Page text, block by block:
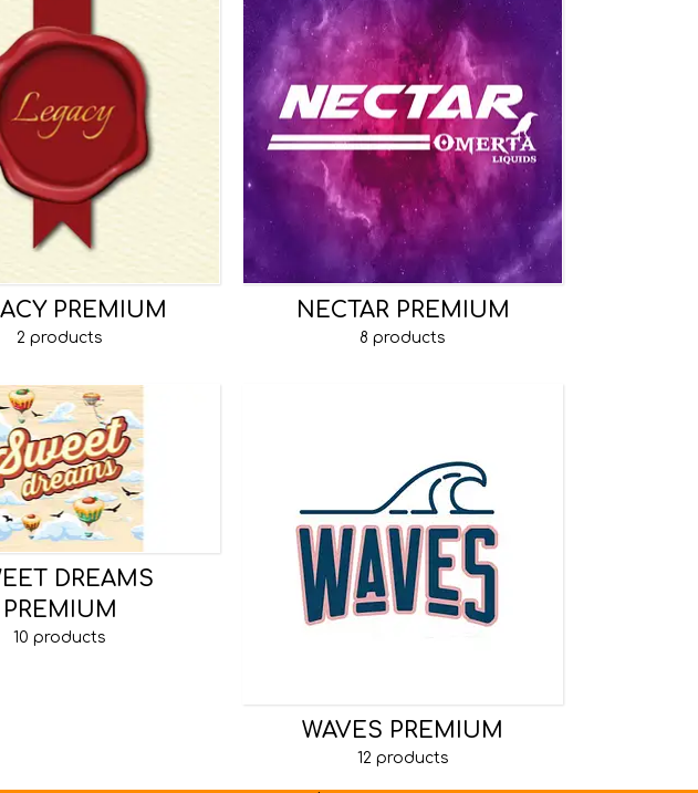
PREMIUM
2 products
NECTAR PREMIUM
8 products
DREAMS
PREMIUM
10 products
WAVES PREMIUM
12 products